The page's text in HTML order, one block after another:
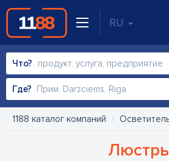
RU
Что?
Где?
1188 каталог компаний